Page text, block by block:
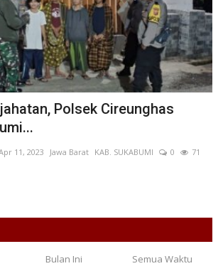
Polsek Cireunghas
11, 2023 Jawa Barat KAB. SUKABUMI 0
71
Bulan Ini Semua Waktu